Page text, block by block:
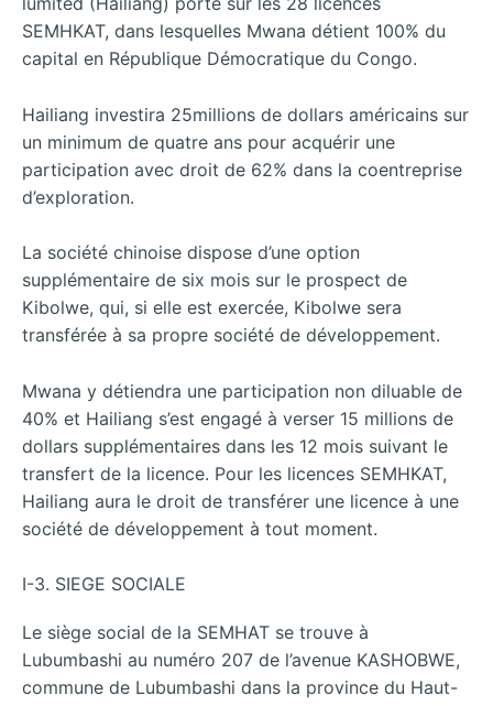
SEMHKAT, dans lesquelles Mwana détient 100% du
capital en République Démocratique du Congo.
Hailiang investira 25millions de dollars américains sur
un minimum de quatre ans pour acquérir une
participation avec droit de 62% dans la coentreprise
d’exploration.
La société chinoise dispose d’une option
supplémentaire de six mois sur le prospect de
Kibolwe, qui, si elle est exercée, Kibolwe sera
transférée à sa propre société de développement.
Mwana y détiendra une participation non diluable de
40% et Hailiang s’est engagé à verser 15 millions de
dollars supplémentaires dans les 12 mois suivant le
transfert de la licence. Pour les licences SEMHKAT,
Hailiang aura le droit de transférer une licence à une
société de développement à tout moment.
I-3. SIEGE SOCIALE
Le siège social de la SEMHAT se trouve à
Lubumbashi au numéro 207 de l’avenue KASHOBWE,
commune de Lubumbashi dans la province du Haut-